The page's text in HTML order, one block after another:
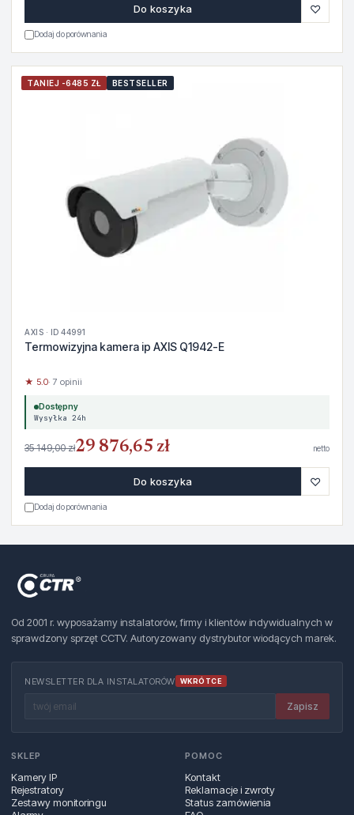
Do koszyka ♡
Dodaj do porównania
TANIEJ -6485 ZŁ BESTSELLER
AXIS · ID 44991
Termowizyjna kamera ip AXIS Q1942-E
★ 5.0· 7 opinii
Dostępny
Wysyłka 24h
35 149,00 zł29 876,65 zł netto
Do koszyka ♡
Dodaj do porównania
Od 2001 r. wyposażamy instalatorów, firmy i klientów indywidualnych w
sprawdzony sprzęt CCTV. Autoryzowany dystrybutor wiodących marek.
NEWSLETTER DLA INSTALATORÓW WKRÓTCE
Zapisz
SKLEP
Kamery IP
Rejestratory
Zestawy monitoringu
POMOC
Kontakt
Reklamacje i zwroty
Status zamówienia